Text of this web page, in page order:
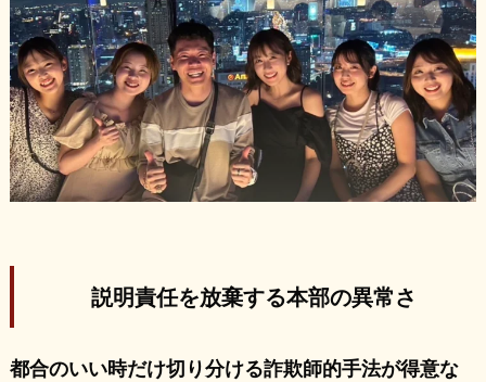
説明責任を放棄する本部の異常さ
都合のいい時だけ切り分ける詐欺師的手法が得意な